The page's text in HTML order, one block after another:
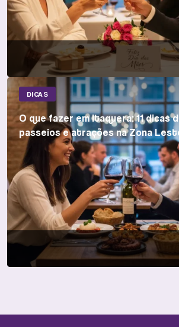
DICAS
O que fazer em Itaquera: 11 dicas
passeios e atrações na Zona